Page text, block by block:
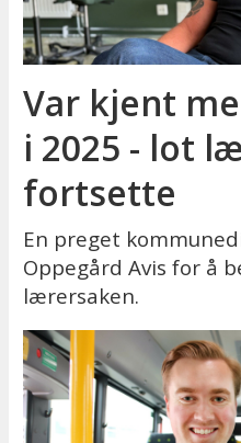
Var kjent
i 2025 - lot
fortsette
En preget
Oppegård Avis for å
lærersaken.